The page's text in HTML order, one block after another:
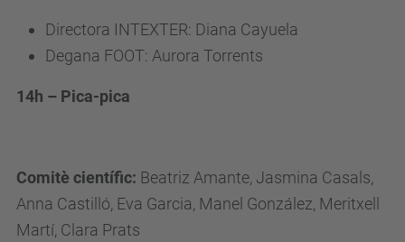
Directora INTEXTER: Diana Cayuela
Degana FOOT: Aurora Torrents
14h – Pica-pica
Comitè científic: Beatriz Amante, Jasmina Casals,
Anna Castilló, Eva Garcia, Manel González, Meritxell
Martí, Clara Prats